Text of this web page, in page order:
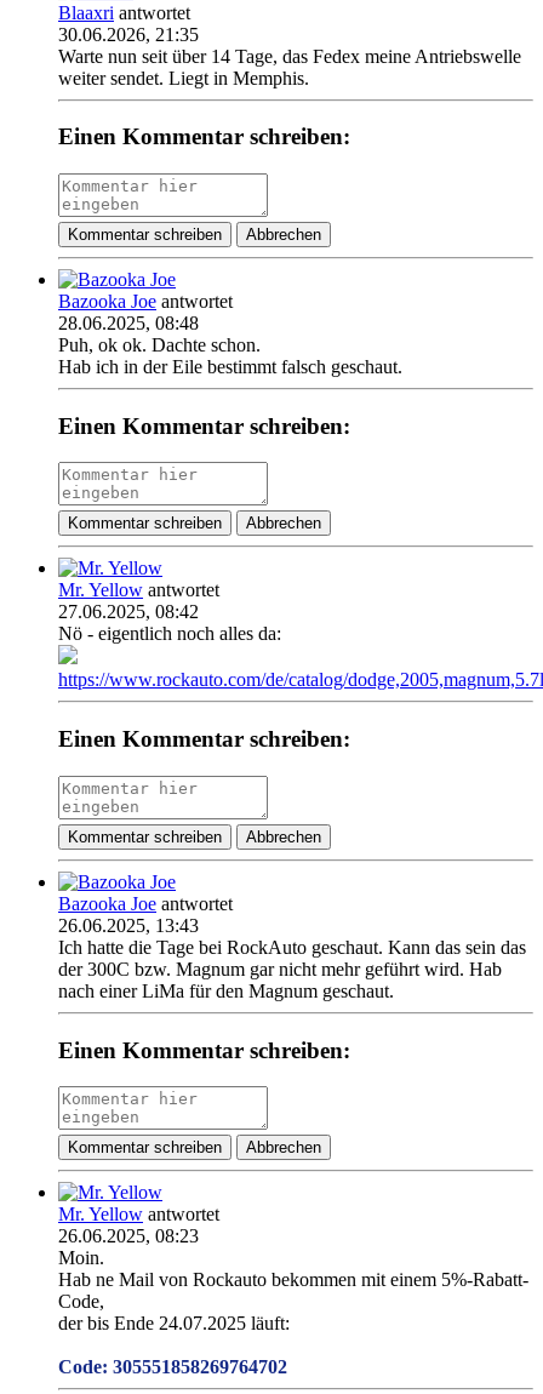
Blaaxri antwortet
30.06.2026, 21:35
Warte nun seit über 14 Tage, das Fedex meine Antriebswelle
weiter sendet. Liegt in Memphis.
Einen Kommentar schreiben:
Kommentar schreiben Abbrechen
Bazooka Joe antwortet
28.06.2025, 08:48
Puh, ok ok. Dachte schon.
Hab ich in der Eile bestimmt falsch geschaut.
Einen Kommentar schreiben:
Kommentar schreiben Abbrechen
Mr. Yellow antwortet
27.06.2025, 08:42
Nö - eigentlich noch alles da:
https://www.rockauto.com/de/catalog/
Einen Kommentar schreiben:
Kommentar schreiben Abbrechen
Bazooka Joe antwortet
26.06.2025, 13:43
Ich hatte die Tage bei RockAuto geschaut. Kann das sein das
der 300C bzw. Magnum gar nicht mehr geführt wird. Hab
nach einer LiMa für den Magnum geschaut.
Einen Kommentar schreiben:
Kommentar schreiben Abbrechen
Mr. Yellow antwortet
26.06.2025, 08:23
Moin.
Hab ne Mail von Rockauto bekommen mit einem 5%-Rabatt-
Code,
der bis Ende 24.07.2025 läuft:
Code: 305551858269764702